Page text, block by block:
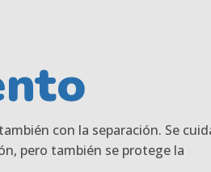
con la separación. Se
pero también se protege la